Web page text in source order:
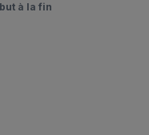
à la fin